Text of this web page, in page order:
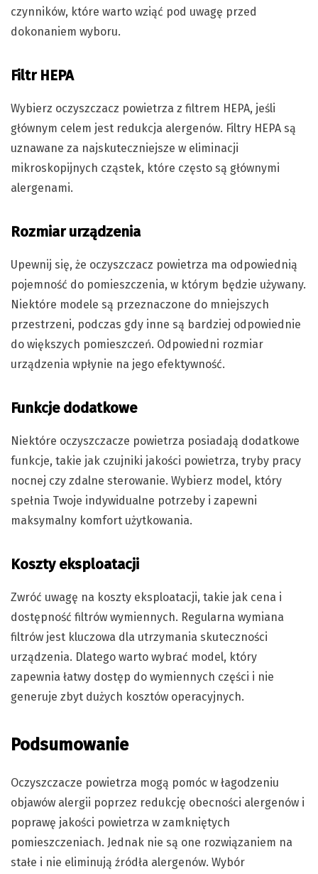
czynników, które warto wziąć pod uwagę przed
dokonaniem wyboru.
Filtr HEPA
Wybierz oczyszczacz powietrza z filtrem HEPA, jeśli
głównym celem jest redukcja alergenów. Filtry HEPA są
uznawane za najskuteczniejsze w eliminacji
mikroskopijnych cząstek, które często są głównymi
alergenami.
Rozmiar urządzenia
Upewnij się, że oczyszczacz powietrza ma odpowiednią
pojemność do pomieszczenia, w którym będzie używany.
Niektóre modele są przeznaczone do mniejszych
przestrzeni, podczas gdy inne są bardziej odpowiednie
do większych pomieszczeń. Odpowiedni rozmiar
urządzenia wpłynie na jego efektywność.
Funkcje dodatkowe
Niektóre oczyszczacze powietrza posiadają dodatkowe
funkcje, takie jak czujniki jakości powietrza, tryby pracy
nocnej czy zdalne sterowanie. Wybierz model, który
spełnia Twoje indywidualne potrzeby i zapewni
maksymalny komfort użytkowania.
Koszty eksploatacji
Zwróć uwagę na koszty eksploatacji, takie jak cena i
dostępność filtrów wymiennych. Regularna wymiana
filtrów jest kluczowa dla utrzymania skuteczności
urządzenia. Dlatego warto wybrać model, który
zapewnia łatwy dostęp do wymiennych części i nie
generuje zbyt dużych kosztów operacyjnych.
Podsumowanie
Oczyszczacze powietrza mogą pomóc w łagodzeniu
objawów alergii poprzez redukcję obecności alergenów i
poprawę jakości powietrza w zamkniętych
pomieszczeniach. Jednak nie są one rozwiązaniem na
stałe i nie eliminują źródła alergenów. Wybór